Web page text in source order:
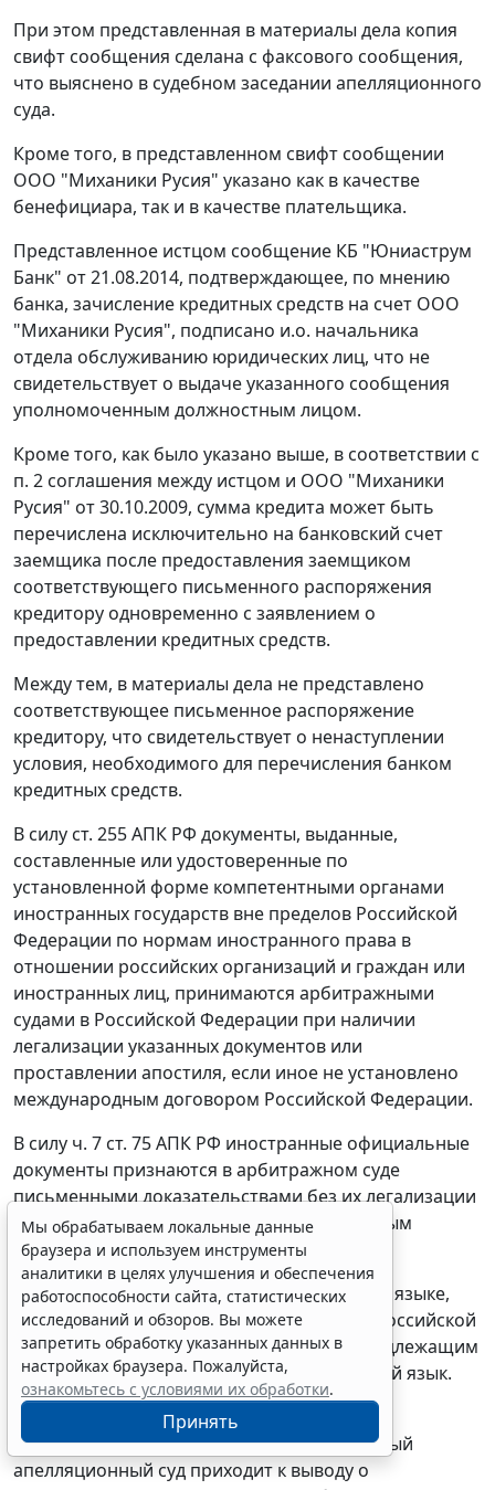
При этом представленная в материалы дела копия
свифт сообщения сделана с факсового сообщения,
что выяснено в судебном заседании апелляционного
суда.
Кроме того, в представленном свифт сообщении
ООО "Миханики Русия" указано как в качестве
бенефициара, так и в качестве плательщика.
Представленное истцом сообщение КБ "Юниаструм
Банк" от 21.08.2014, подтверждающее, по мнению
банка, зачисление кредитных средств на счет ООО
"Миханики Русия", подписано и.о. начальника
отдела обслуживанию юридических лиц, что не
свидетельствует о выдаче указанного сообщения
уполномоченным должностным лицом.
Кроме того, как было указано выше, в соответствии с
п. 2 соглашения между истцом и ООО "Миханики
Русия" от 30.10.2009, сумма кредита может быть
перечислена исключительно на банковский счет
заемщика после предоставления заемщиком
соответствующего письменного распоряжения
кредитору одновременно с заявлением о
предоставлении кредитных средств.
Между тем, в материалы дела не представлено
соответствующее письменное распоряжение
кредитору, что свидетельствует о ненаступлении
условия, необходимого для перечисления банком
кредитных средств.
В силу ст. 255АПК РФ документы, выданные,
составленные или удостоверенные по
установленной форме компетентными органами
иностранных государств вне пределов Российской
Федерации по нормам иностранного права в
отношении российских организаций и граждан или
иностранных лиц, принимаются арбитражными
судами в Российской Федерации при наличии
легализации указанных документов или
проставлении апостиля, если иное не установлено
международным договором Российской Федерации.
В силу ч. 7 ст. 75АПК РФ иностранные официальные
документы признаются в арбитражном суде
письменными доказательствами без их легализации
в случаях, предусмотренных международным
договором Российской Федерации.
Документы, составленные на иностранном языке,
при представлении в арбитражный суд в Российской
Федерации должны сопровождаться их надлежащим
образом заверенным переводом на русский язык.
Учитывая отсутствие в материалах дела
вышеуказанных доказательств, арбитражный
апелляционный суд приходит к выводу о
Мы обрабатываем локальные данные
браузера и используем инструменты
аналитики в целях улучшения и обеспечения
работоспособности сайта, статистических
исследований и обзоров. Вы можете
запретить обработку указанных данных в
настройках браузера. Пожалуйста,
ознакомьтесь с условиями их обработки.
Принять